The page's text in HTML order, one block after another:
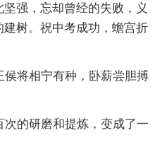
强，忘却曾经的失败，义
树。祝中考成功，蟾宫折
将相宁有种，卧薪尝胆搏
的研磨和提炼，变成了一